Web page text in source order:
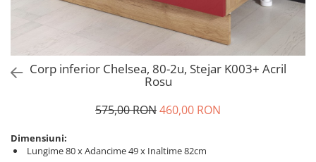
Corp inferior Chelsea, 80-2u, Stejar K003+ Acril
Rosu
575,00 RON460,00 RON
Dimensiuni:
Lungime 80 x Adancime 49 x Inaltime 82cm